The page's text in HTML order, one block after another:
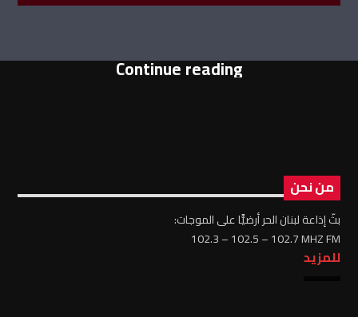
Continue reading
من نحن
بثّ إذاعة لبنان الحر أرضيًّا على الموجات:
102.3 – 102.5 – 102.7 MHZ FM
للمزيد